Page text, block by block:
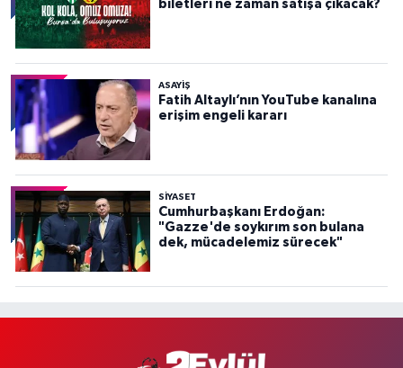
biletleri ne zaman satışa çıkacak?
ASAYİŞ
Fatih Altaylı’nın YouTube kanalına
erişim engeli kararı
SİYASET
Cumhurbaşkanı Erdoğan:
"Gazze'de soykırım son bulana
dek, mücadelemiz sürecek"